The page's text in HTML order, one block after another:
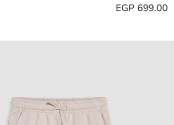
699.00 EGP